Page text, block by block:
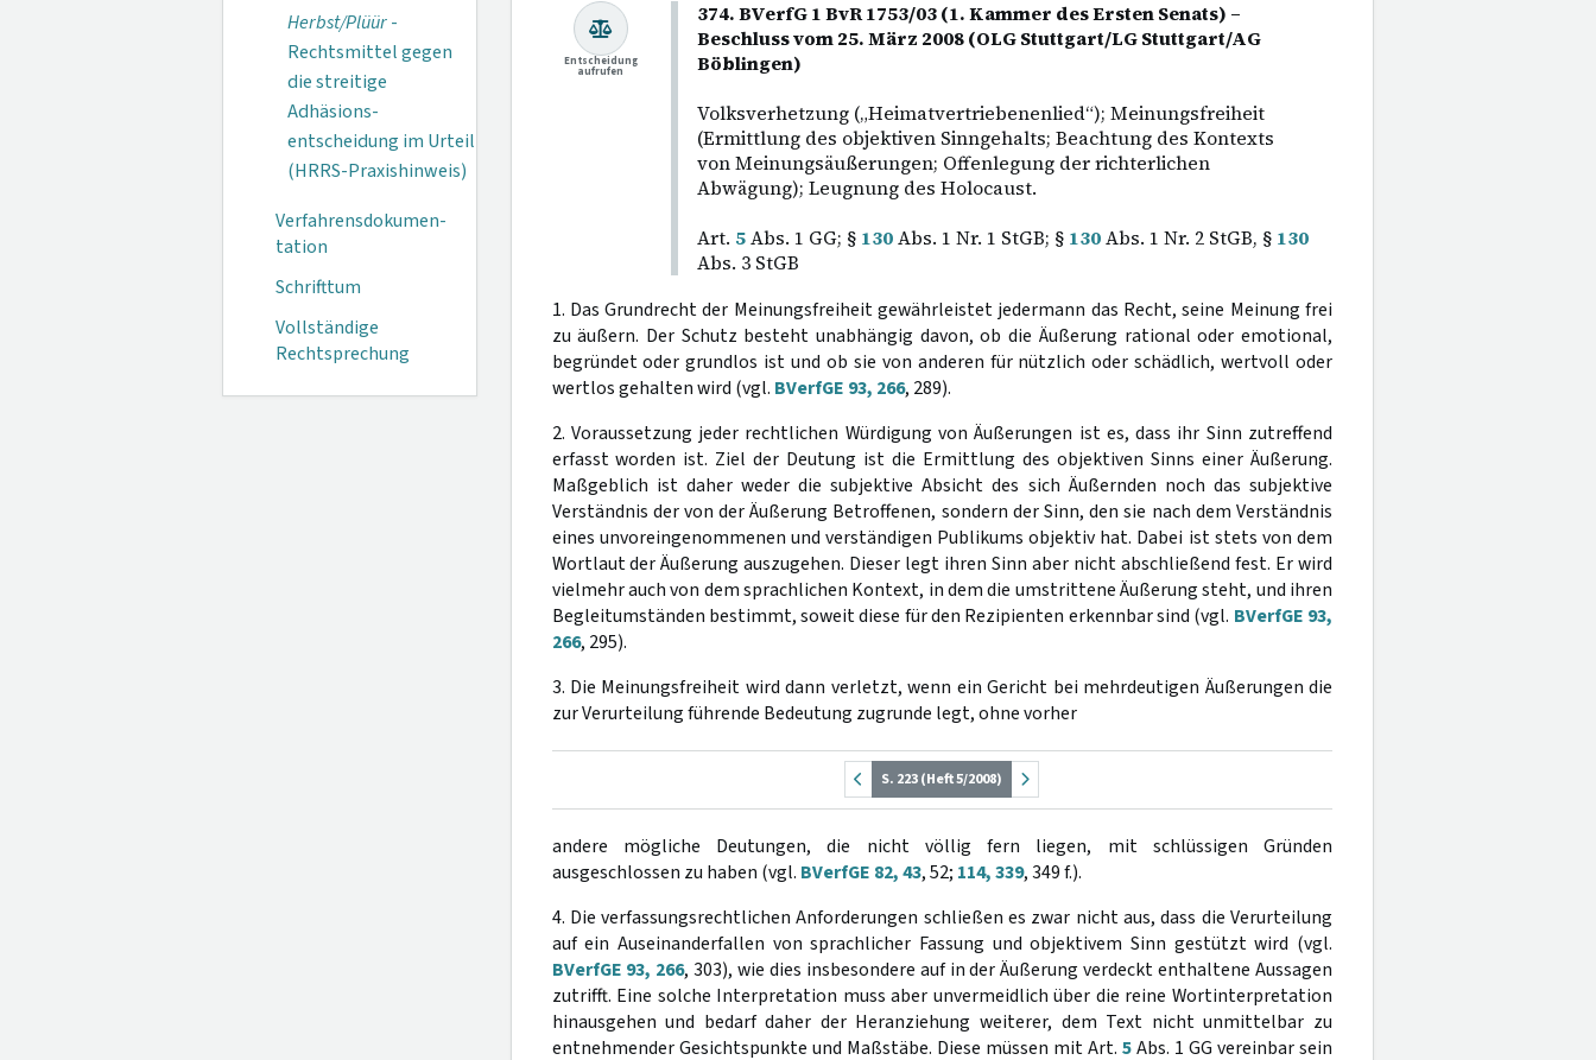
Herbst/Plüür-
Rechtsmittel gegen
die streitige
Adhäsions­
entscheidung im Urteil
(HRRS-Praxishinweis)
Verfahrensdokumen­
tation
Schrifttum
Vollständige
Rechtsprechung
374. BVerfG 1 BvR 1753/03 (1. Kammer des Ersten Senats) –
Beschluss vom 25. März 2008 (OLG Stuttgart/LG Stuttgart/AG
Böblingen)
Volksverhetzung („Heimatvertriebenenlied“); Meinungsfreiheit
(Ermittlung des objektiven Sinngehalts; Beachtung des Kontexts
von Meinungsäußerungen; Offenlegung der richterlichen
Abwägung); Leugnung des Holocaust.
Art. 5Abs. 1 GG; § 130Abs. 1 Nr. 1 StGB; § 130Abs. 1 Nr. 2 StGB, § 130
Abs. 3 StGB
Entscheidung
aufrufen
1. Das Grundrecht der Meinungsfreiheit gewährleistet jedermann das Recht, seine Meinung frei
zu äußern. Der Schutz besteht unabhängig davon, ob die Äußerung rational oder emotional,
begründet oder grundlos ist und ob sie von anderen für nützlich oder schädlich, wertvoll oder
wertlos gehalten wird (vgl. BVerfGE 93, 266, 289).
2. Voraussetzung jeder rechtlichen Würdigung von Äußerungen ist es, dass ihr Sinn zutreffend
erfasst worden ist. Ziel der Deutung ist die Ermittlung des objektiven Sinns einer Äußerung.
Maßgeblich ist daher weder die subjektive Absicht des sich Äußernden noch das subjektive
Verständnis der von der Äußerung Betroffenen, sondern der Sinn, den sie nach dem Verständnis
eines unvoreingenommenen und verständigen Publikums objektiv hat. Dabei ist stets von dem
Wortlaut der Äußerung auszugehen. Dieser legt ihren Sinn aber nicht abschließend fest. Er wird
vielmehr auch von dem sprachlichen Kontext, in dem die umstrittene Äußerung steht, und ihren
Begleitumständen bestimmt, soweit diese für den Rezipienten erkennbar sind (vgl. BVerfGE 93,
266, 295).
3. Die Meinungsfreiheit wird dann verletzt, wenn ein Gericht bei mehrdeutigen Äußerungen die
zur Verurteilung führende Bedeutung zugrunde legt, ohne vorher
S. 223 (Heft 5/2008)
andere mögliche Deutungen, die nicht völlig fern liegen, mit schlüssigen Gründen
ausgeschlossen zu haben (vgl. BVerfGE 82, 43, 52; 114, 339, 349 f.).
4. Die verfassungsrechtlichen Anforderungen schließen es zwar nicht aus, dass die Verurteilung
auf ein Auseinanderfallen von sprachlicher Fassung und objektivem Sinn gestützt wird (vgl.
BVerfGE 93, 266, 303), wie dies insbesondere auf in der Äußerung verdeckt enthaltene Aussagen
zutrifft. Eine solche Interpretation muss aber unvermeidlich über die reine Wortinterpretation
hinausgehen und bedarf daher der Heranziehung weiterer, dem Text nicht unmittelbar zu
entnehmender Gesichtspunkte und Maßstäbe. Diese müssen mit Art. 5Abs. 1 GG vereinbar sein